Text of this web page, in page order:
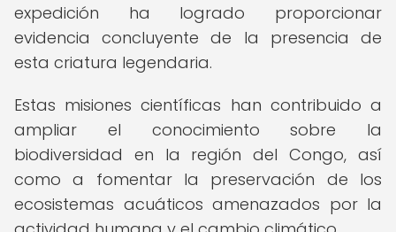
expedición ha logrado proporcionar
evidencia concluyente de la presencia de
esta criatura legendaria.
Estas misiones científicas han contribuido a
ampliar el conocimiento sobre la
biodiversidad en la región del Congo, así
como a fomentar la preservación de los
ecosistemas acuáticos amenazados por la